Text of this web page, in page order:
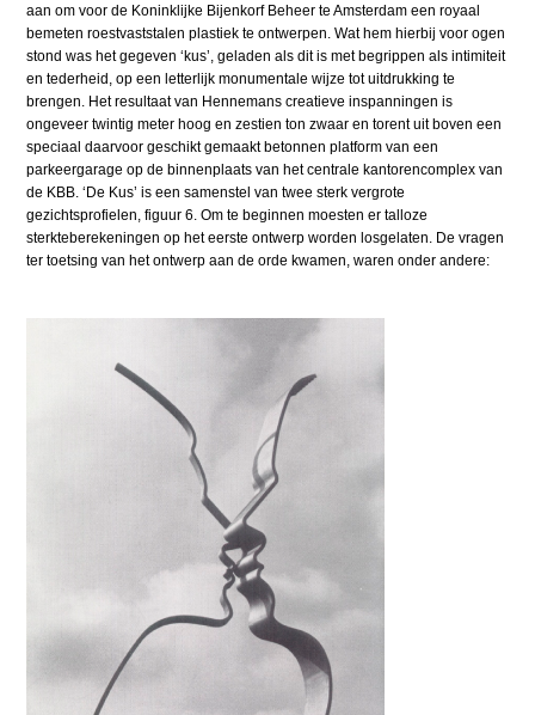
aan om voor de Koninklijke Bijenkorf Beheer te Amsterdam een royaal
bemeten roestvaststalen plastiek te ontwerpen. Wat hem hierbij voor ogen
stond was het gegeven ‘kus’, geladen als dit is met begrippen als intimiteit
en tederheid, op een letterlijk monumentale wijze tot uitdrukking te
brengen. Het resultaat van Hennemans creatieve inspanningen is
ongeveer twintig meter hoog en zestien ton zwaar en torent uit boven een
speciaal daarvoor geschikt gemaakt betonnen platform van een
parkeergarage op de binnenplaats van het centrale kantorencomplex van
de KBB. ‘De Kus’ is een samenstel van twee sterk vergrote
gezichtsprofielen, figuur 6. Om te beginnen moesten er talloze
sterkteberekeningen op het eerste ontwerp worden losgelaten. De vragen
ter toetsing van het ontwerp aan de orde kwamen, waren onder andere: